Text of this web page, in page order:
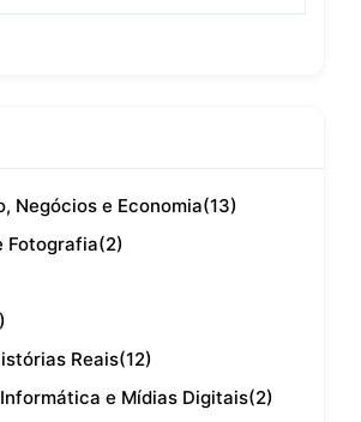
Negócios e Economia(13)
Fotografia(2)
Reais(12)
e Mídias Digitais(2)